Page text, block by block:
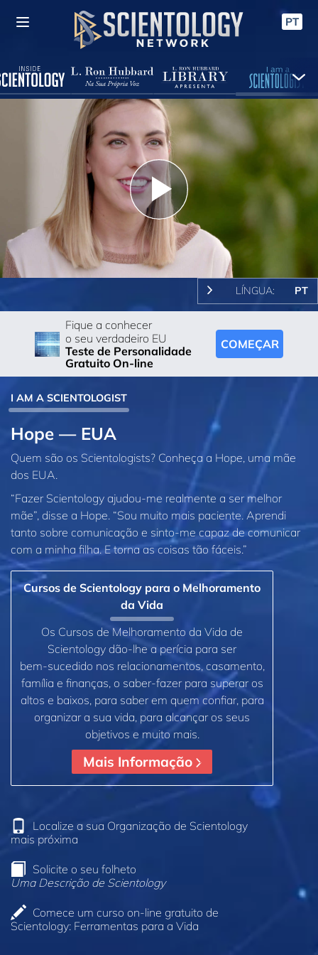
PT
Play
Video
LÍNGUA: PT
Fique a conhecer
o seu verdadeiro EU
Teste de Personalidade
Gratuito On-line
COMEÇAR
I AM A SCIENTOLOGIST
Hope — EUA
Quem são os Scientologists? Conheça a Hope, uma mãe
dos EUA.
“Fazer Scientology ajudou‑me realmente a ser melhor
mãe”, disse a Hope. “Sou muito mais paciente. Aprendi
tanto sobre comunicação e sinto‑me capaz de comunicar
com a minha filha. E torna as coisas tão fáceis.”
Cursos de Scientology para o Melhoramento
da Vida
Os Cursos de Melhoramento da Vida de
Scientology dão‑lhe a perícia para ser
bem‑sucedido nos relacionamentos, casamento,
família e finanças, o saber‑fazer para superar os
altos e baixos, para saber em quem confiar, para
organizar a sua vida, para alcançar os seus
objetivos e muito mais.
Mais Informação
Localize a sua Organização de Scientology
mais próxima
Solicite o seu folheto
Uma Descrição de Scientology
Comece um curso on‑line gratuito de
Scientology: Ferramentas para a Vida